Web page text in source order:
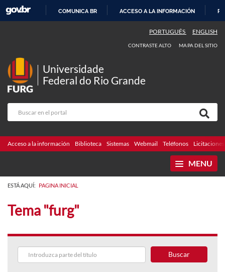
CONTENIDO
COMUNICA BR ACCESO A LA INFORMACIÓN
PORTUGUÊS ENGLISH
CONTRASTE ALTO MAPA DEL SITIO
Universidade
Federal do Rio Grande
Acceso a la información Biblioteca Sistemas Webmail Teléfonos Licitaciones
MENU
ESTÁ AQUÍ: PAGINA INICIAL
Tema "furg"
Buscar